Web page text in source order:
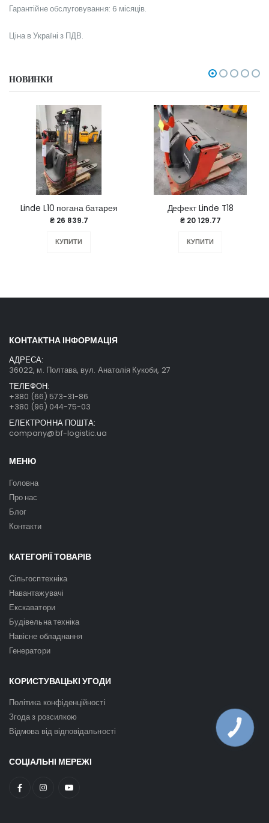
Гарантійне обслуговування: 6 місяців.
Ціна в Україні з ПДВ.
НОВИНКИ
Linde L10 погана батарея
₴ 26 839.7
КУПИТИ
Дефект Linde T18
₴ 20 129.77
КУПИТИ
КОНТАКТНА ІНФОРМАЦІЯ
АДРЕСА:
36022, м. Полтава, вул. Анатолія Кукоби, 27
ТЕЛЕФОН:
+380 (66) 573-31-86
+380 (96) 044-75-03
ЕЛЕКТРОННА ПОШТА:
company@bf-logistic.ua
МЕНЮ
Головна
Про нас
Блог
Контакти
КАТЕГОРІЇ ТОВАРІВ
Сільгосптехніка
Навантажувачі
Екскаватори
Будівельна техніка
Навісне обладнання
Генератори
КОРИСТУВАЦЬКІ УГОДИ
Політика конфіденційності
Згода з розсилкою
Відмова від відповідальності
СОЦІАЛЬНІ МЕРЕЖІ
КНОПКА
ЗВ'ЯЗКУ